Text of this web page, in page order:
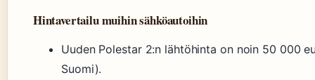
Hintavertailu muihin sähköautoihin
Uuden Polestar 2:n lähtöhinta on noin 50 000
Suomi).